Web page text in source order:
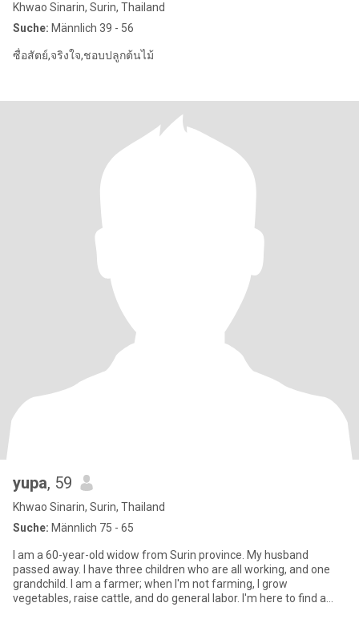
Khwao Sinarin, Surin, Thailand
Suche: Männlich 39 - 56
ซื่อสัตย์,จริงใจ,ชอบปลูกต้นไม้
yupa, 59
Khwao Sinarin, Surin, Thailand
Suche: Männlich 75 - 65
I am a 60-year-old widow from Surin province. My husband
passed away. I have three children who are all working, and one
grandchild. I am a farmer; when I'm not farming, I grow
vegetables, raise cattle, and do general labor. I'm here to find a